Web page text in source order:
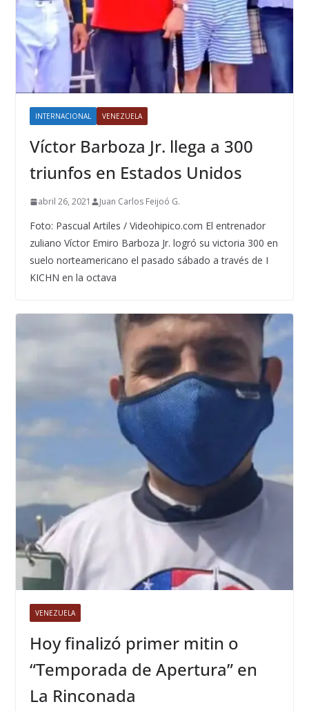
INTERNACIONAL VENEZUELA
Víctor Barboza Jr. llega a 300
triunfos en Estados Unidos
abril 26, 2021 Juan Carlos Feijoó G.
Foto: Pascual Artiles / Videohipico.com El entrenador
zuliano Víctor Emiro Barboza Jr. logró su victoria 300 en
suelo norteamericano el pasado sábado a través de I
KICHN en la octava
VENEZUELA
Hoy finalizó primer mitin o
“Temporada de Apertura” en
La Rinconada